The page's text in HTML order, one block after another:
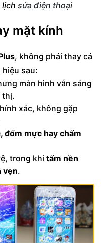
lịch sửa điện thoại
mặt kính
, không phải thay cả
hiệu sau:
màn hình vẫn sáng
thị.
xác, không gặp
đốm mực hay chấm
trong khi tấm nền
vẹn.